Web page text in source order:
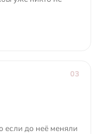
03
если до неё меняли